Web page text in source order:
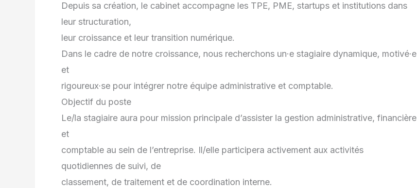
Depuis sa création, le cabinet accompagne les TPE, PME, startups et institutions dans
leur structuration,
leur croissance et leur transition numérique.
Dans le cadre de notre croissance, nous recherchons un·e stagiaire dynamique, motivé·e
et
rigoureux·se pour intégrer notre équipe administrative et comptable.
Objectif du poste
Le/la stagiaire aura pour mission principale d’assister la gestion administrative, financière
et
comptable au sein de l’entreprise. Il/elle participera activement aux activités
quotidiennes de suivi, de
classement, de traitement et de coordination interne.